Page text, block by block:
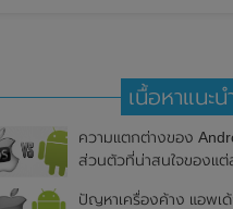
เนื้อหาแนะน
ความแตกต่างของ
ส่วนตัวที่น่าสนใจของแต่
ปัญหาเครื่องค้าง แอพเด้